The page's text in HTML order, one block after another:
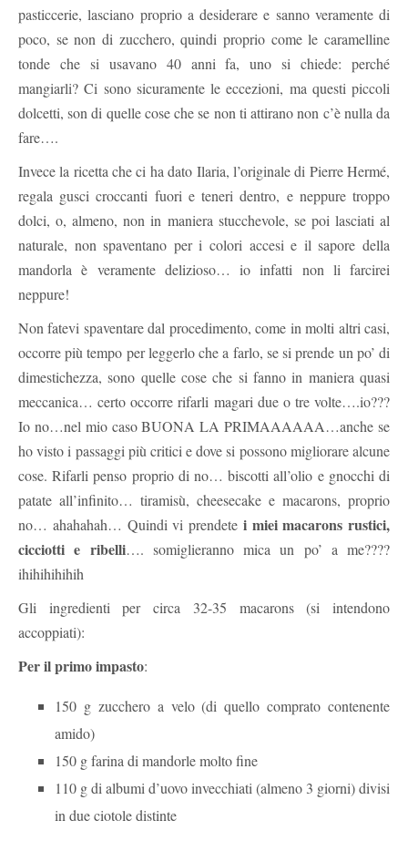
pasticcerie, lasciano proprio a desiderare e sanno veramente di
poco, se non di zucchero, quindi proprio come le caramelline
tonde che si usavano 40 anni fa, uno si chiede: perché
mangiarli? Ci sono sicuramente le eccezioni, ma questi piccoli
dolcetti, son di quelle cose che se non ti attirano non c’è nulla da
fare….
Invece la ricetta che ci ha dato Ilaria, l’originale di Pierre Hermé,
regala gusci croccanti fuori e teneri dentro, e neppure troppo
dolci, o, almeno, non in maniera stucchevole, se poi lasciati al
naturale, non spaventano per i colori accesi e il sapore della
mandorla è veramente delizioso… io infatti non li farcirei
neppure!
Non fatevi spaventare dal procedimento, come in molti altri casi,
occorre più tempo per leggerlo che a farlo, se si prende un po’ di
dimestichezza, sono quelle cose che si fanno in maniera quasi
meccanica… certo occorre rifarli magari due o tre volte….io???
Io no…nel mio caso BUONA LA PRIMAAAAAA…anche se
ho visto i passaggi più critici e dove si possono migliorare alcune
cose. Rifarli penso proprio di no… biscotti all’olio e gnocchi di
patate all’infinito… tiramisù, cheesecake e macarons, proprio
no… ahahahah… Quindi vi prendete i miei macarons rustici,
cicciotti e ribelli…. somiglieranno mica un po’ a me????
ihihihihihih
Gli ingredienti per circa 32-35 macarons (si intendono
accoppiati):
Per il primo impasto:
150 g zucchero a velo (di quello comprato contenente
amido)
150 g farina di mandorle molto fine
110 g di albumi d’uovo invecchiati (almeno 3 giorni) divisi
in due ciotole distinte